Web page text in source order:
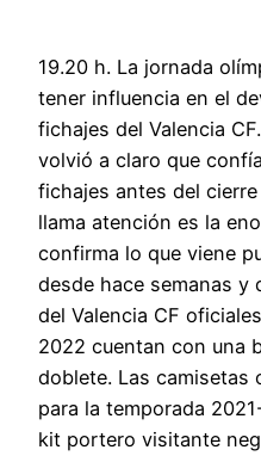
19.20 h. La jornada
tener influencia en el
fichajes del Valencia
volvió a claro que
fichajes antes del
llama atención es la
confirma lo que viene
desde hace semanas y
del Valencia CF
2022 cuentan con una
doblete. Las camisetas
para la temporada
kit portero visitante